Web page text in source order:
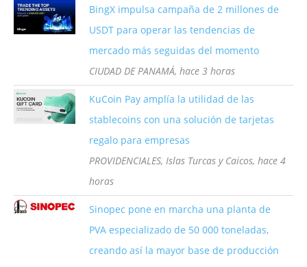
BingX impulsa campaña de 2 millones de
USDT para operar las tendencias de
mercado más seguidas del momento
CIUDAD DE PANAMÁ, hace 3 horas
KuCoin Pay amplía la utilidad de las
stablecoins con una solución de tarjetas
regalo para empresas
PROVIDENCIALES, Islas Turcas y Caicos, hace 4
horas
Sinopec pone en marcha una planta de
PVA especializado de 50 000 toneladas,
creando así la mayor base de producción